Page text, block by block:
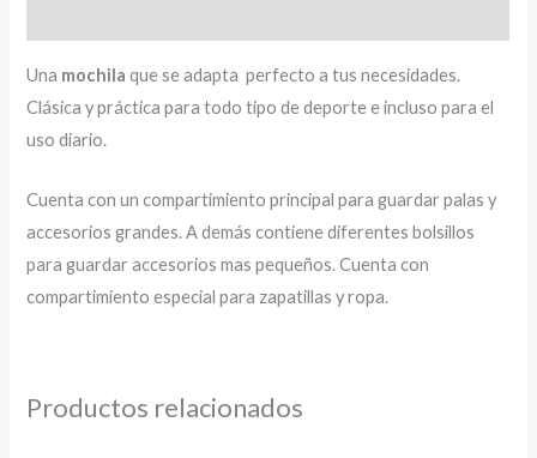
Una mochila que se adapta perfecto a tus necesidades.
Clásica y práctica para todo tipo de deporte e incluso para el
uso diario.
Cuenta con un compartimiento principal para guardar palas y
accesorios grandes. A demás contiene diferentes bolsillos
para guardar accesorios mas pequeños. Cuenta con
compartimiento especial para zapatillas y ropa.
Productos relacionados